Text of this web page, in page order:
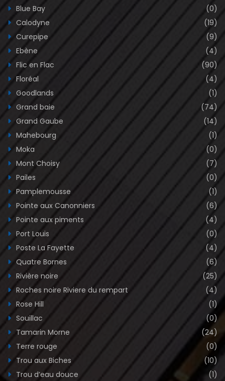
Blue Bay
(0)
Calodyne
(19)
Curepipe
(9)
Ebène
(4)
Flic en Flac
(90)
Floréal
(4)
Goodlands
(1)
Grand baie
(74)
Grand Gaube
(14)
Mahebourg
(1)
Moka
(0)
Mont Choisy
(7)
Pailes
(0)
Pamplemousse
(1)
Pointe aux Canonniers
(6)
Pointe aux piments
(4)
Port Louis
(0)
Poste La Fayette
(4)
Quatre Bornes
(6)
Rivière noire
(25)
Roches noire Riviere du rempart
(4)
Rose Hill
(1)
Souillac
(0)
Tamarin Morne
(24)
Terre rouge
(0)
Trou aux Biches
(10)
Trou d’eau douce
(1)